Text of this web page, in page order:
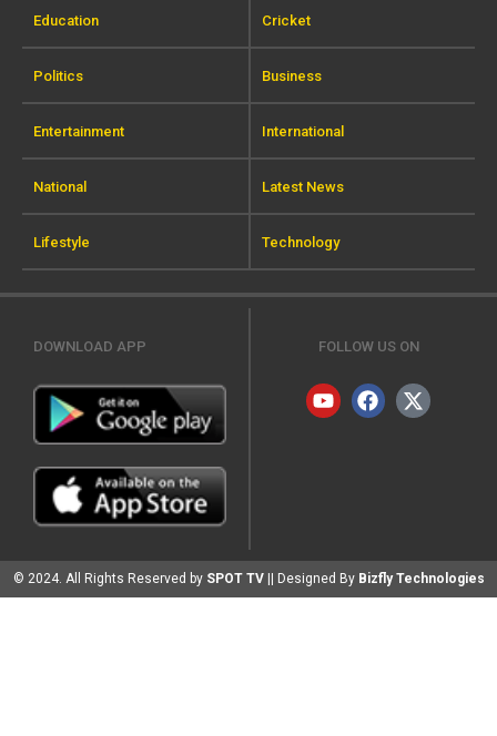
Education Cricket
Politics Business
Entertainment International
National Latest News
Lifestyle Technology
DOWNLOAD APP FOLLOW US ON
© 2024. All Rights Reserved by SPOT TV || Designed By Bizfly Technologies